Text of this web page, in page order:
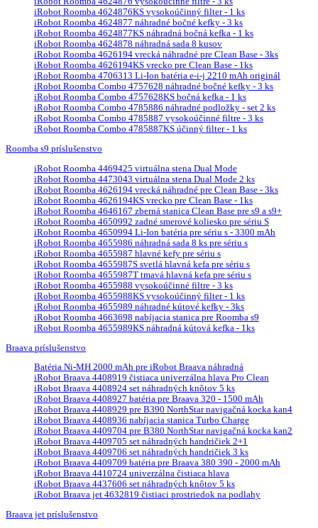
iRobot Roomba 4624876KS vysokoúčinný filter - 1 ks
iRobot Roomba 4624877 náhradné bočné kefky - 3 ks
iRobot Roomba 4624877KS náhradná bočná kefka - 1 ks
iRobot Roomba 4624878 náhradná sada 8 kusov
iRobot Roomba 4626194 vrecká náhradné pre Clean Base - 3ks
iRobot Roomba 4626194KS vrecko pre Clean Base - 1ks
iRobot Roomba 4706313 Li-Ion batéria e-i-j 2210 mAh originál
iRobot Roomba Combo 4757628 náhradné bočné kefky - 3 ks
iRobot Roomba Combo 4757628KS bočná kefka - 1 ks
iRobot Roomba Combo 4785886 náhradné podložky - set 2 ks
iRobot Roomba Combo 4785887 vysokoúčinné filtre - 3 ks
iRobot Roomba Combo 4785887KS účinný filter - 1 ks
Roomba s9 príslušenstvo
iRobot Roomba 4469425 virtuálna stena Dual Mode
iRobot Roomba 4473043 virtuálna stena Dual Mode 2 ks
iRobot Roomba 4626194 vrecká náhradné pre Clean Base - 3ks
iRobot Roomba 4626194KS vrecko pre Clean Base - 1ks
iRobot Roomba 4646167 zberná stanica Clean Base pre s9 a s9+
iRobot Roomba 4650992 zadné smerové koliesko pre sériu S
iRobot Roomba 4650994 Li-Ion batéria pre sériu s - 3300 mAh
iRobot Roomba 4655986 náhradná sada 8 ks pre sériu s
iRobot Roomba 4655987 hlavné kefy pre sériu s
iRobot Roomba 4655987S svetlá hlavná kefa pre sériu s
iRobot Roomba 4655987T tmavá hlavná kefa pre sériu s
iRobot Roomba 4655988 vysokoúčinné filtre - 3 ks
iRobot Roomba 4655988KS vysokoúčinný filter - 1 ks
iRobot Roomba 4655989 náhradné kútové kefky - 3ks
iRobot Roomba 4663698 nabíjacia stanica pre Roomba s9
iRobot Roomba 4655989KS náhradná kútová kefka - 1ks
Braava príslušenstvo
Batéria Ni-MH 2000 mAh pre iRobot Braava náhradná
iRobot Braava 4408919 čistiaca univerzálna hlava Pro Clean
iRobot Braava 4408924 set náhradných knôtov 5 ks
iRobot Braava 4408927 batéria pre Braava 320 - 1500 mAh
iRobot Braava 4408929 pre B390 NorthStar navigačná kocka kan4
iRobot Braava 4408936 nabíjacia stanica Turbo Charge
iRobot Braava 4409704 pre B380 NorthStar navigačná kocka kan2
iRobot Braava 4409705 set náhradných handričiek 2+1
iRobot Braava 4409706 set náhradných handričiek 3 ks
iRobot Braava 4409709 batéria pre Braava 380 390 - 2000 mAh
iRobot Braava 4410724 univerzálna čistiaca hlava
iRobot Braava 4437606 set náhradných knôtov 5 ks
iRobot Braava jet 4632819 čistiaci prostriedok na podlahy
Braava jet príslušenstvo